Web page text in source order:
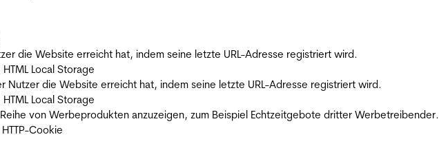
die Website erreicht hat, indem seine letzte URL-Adresse registriert wird.
HTML Local Storage
Nutzer die Website erreicht hat, indem seine letzte URL-Adresse registriert wird.
HTML Local Storage
von Werbeprodukten anzuzeigen, zum Beispiel Echtzeitgebote dritter Werbetreibender.
Cookie